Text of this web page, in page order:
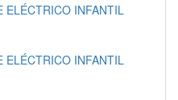
ELÉCTRICO INFANTIL
ELÉCTRICO INFANTIL